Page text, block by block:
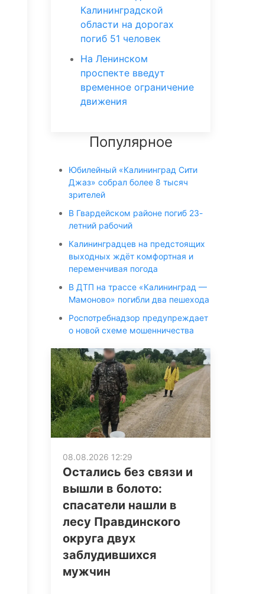
Калининградской
области на дорогах
погиб 51 человек
На Ленинском
проспекте введут
временное ограничение
движения
Популярное
Юбилейный «Калининград Сити
Джаз» собрал более 8 тысяч
зрителей
В Гвардейском районе погиб 23-
летний рабочий
Калининградцев на предстоящих
выходных ждёт комфортная и
переменчивая погода
В ДТП на трассе «Калининград —
Мамоново» погибли два пешехода
Роспотребнадзор предупреждает
о новой схеме мошенничества
08.08.2026 12:29
Остались без связи и
вышли в болото:
спасатели нашли в
лесу Правдинского
округа двух
заблудившихся
мужчин